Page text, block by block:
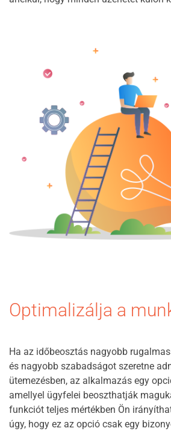
Optimalizálja a
Ha az időbeosztás nagyobb
és nagyobb szabadságot szeretne
ütemezésben, az alkalmazás egy
amellyel ügyfelei beoszthatják
funkciót teljes mértékben Ön
úgy, hogy ez az opció csak egy